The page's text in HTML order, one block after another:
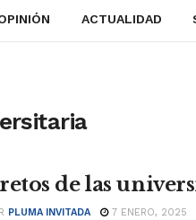
ACTUALIDAD
de las
PLUMA INVITADA 7 ENERO, 2025